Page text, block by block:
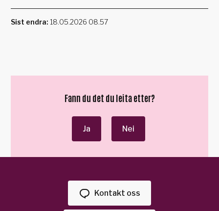
Sist endra 18.05.2026 08.57
Fann du det du leita etter?
Ja Nei
Kontakt oss